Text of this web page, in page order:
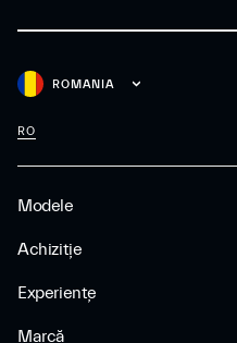
Modele
Achiziție
Experiențe
Marcă
ROMANIA
RO